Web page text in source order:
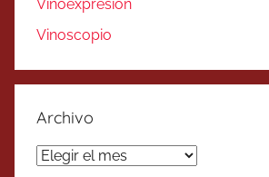
Vinoexpresion
Vinoscopio
Archivo
Archivo